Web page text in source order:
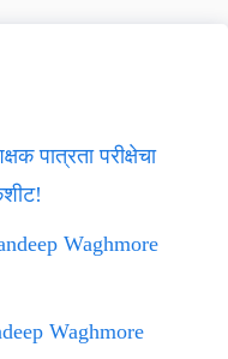
पात्रता परीक्षेचा
Waghmore
Waghmore